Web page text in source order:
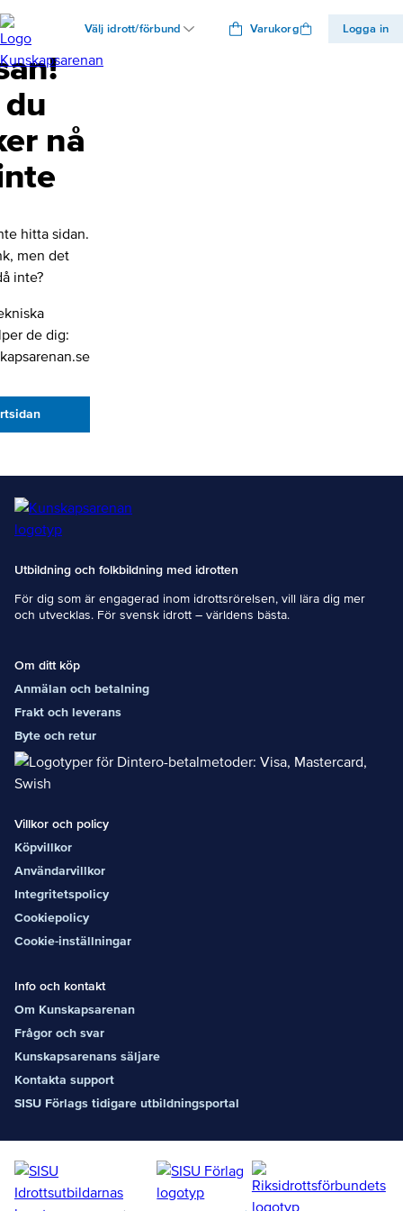
Välj idrott/förbund Varukorg Logga in
nå
hitta sidan.
men det
inte?
de dig:
Utbildning och folkbildning med idrotten
För dig som är engagerad inom idrottsrörelsen, vill lära dig mer
och utvecklas. För svensk idrott – världens bästa.
Om ditt köp
Anmälan och betalning
Frakt och leverans
Byte och retur
Villkor och policy
Köpvillkor
Användarvillkor
Integritetspolicy
Cookiepolicy
Cookie-inställningar
Info och kontakt
Om Kunskapsarenan
Frågor och svar
Kunskapsarenans säljare
Kontakta support
SISU Förlags tidigare utbildningsportal